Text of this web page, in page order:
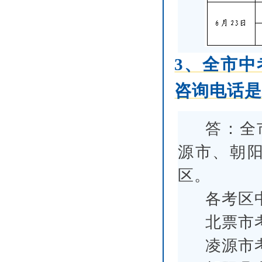
3、全市
咨询电话
答：全
源市、朝
区。
各考区
北票
凌源市